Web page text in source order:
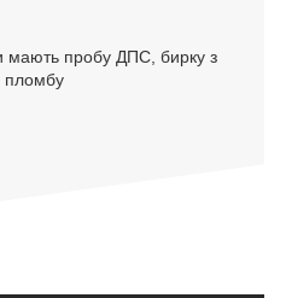
мають пробу ДПС, бирку з
пломбу